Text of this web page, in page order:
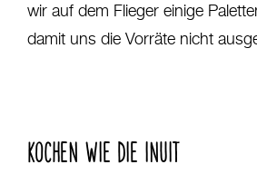
wir auf dem Flieger einige
damit uns die Vorräte nicht
KOCHEN WIE DIE INUIT